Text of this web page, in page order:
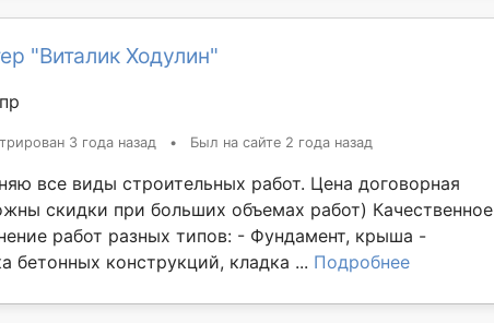
"Виталик Ходулин"
3 года назад • Был на сайте 2 года назад
все виды строительных работ. Цена договорная
скидки при больших объемах работ) Качественное
работ разных типов: - Фундамент, крыша -
бетонных конструкций, кладка ... Подробнее